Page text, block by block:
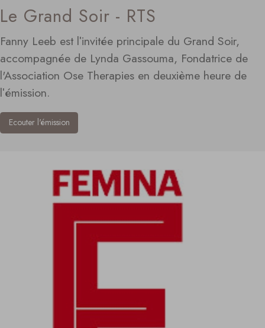
Le Grand Soir - RTS
Fanny Leeb est lʹinvitée principale du Grand Soir,
accompagnée de Lynda Gassouma, Fondatrice de
l'Association Ose Therapies en deuxième heure de
lʹémission.
Ecouter l'émission